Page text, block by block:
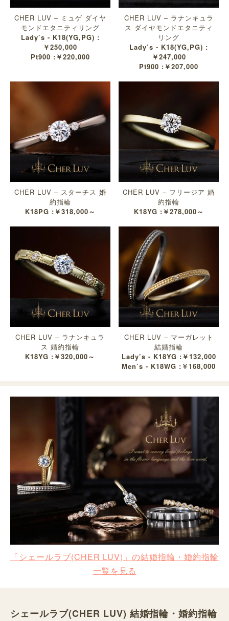
CHER LUV – ミュゲ ダイヤ
モンドエタニティリング
Lady’s - K18(YG,PG) :
￥250,000
Pt900 :￥220,000
CHER LUV – ラナンキュラ
ス ダイヤモンドエタニティ
リング
Lady’s - K18(YG,PG) :
￥247,000
Pt900 :￥207,000
CHER LUV – スターチス 婚
約指輪
K18PG :￥318,000～
CHER LUV – フリージア 婚
約指輪
K18YG :￥278,000～
CHER LUV – ラナンキュラ
ス 婚約指輪
K18YG :￥320,000～
CHER LUV – マーガレット
結婚指輪
Lady’s - K18YG :￥132,000
Men’s - K18WG :￥168,000
「シェールラブ(CHER LUV)」の結婚指輪・婚約指輪
一覧を見る
シェールラブ(CHER LUV) 結婚指輪・婚約指輪